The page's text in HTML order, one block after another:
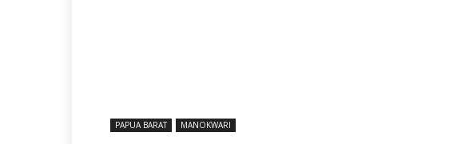
PAPUA BARAT MANOKWARI